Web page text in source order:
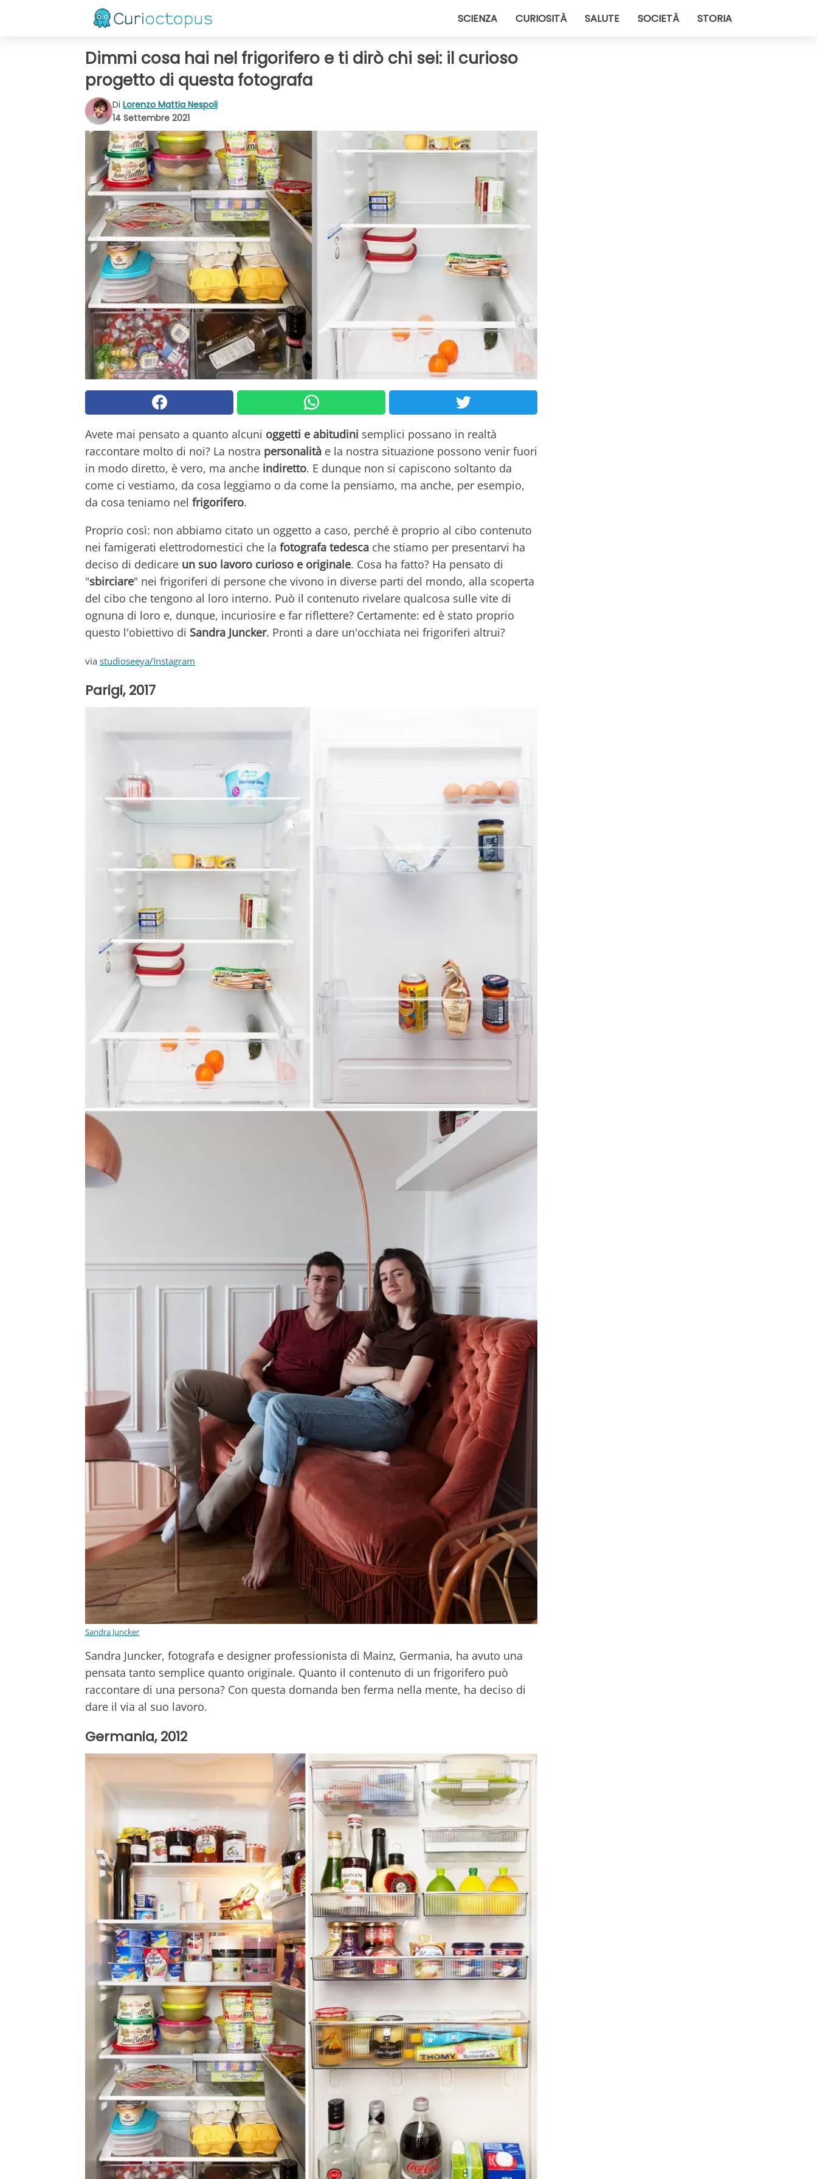
SCIENZA CURIOSITÀ SALUTE SOCIETÀ STORIA
Dimmi cosa hai nel frigorifero e ti dirò chi sei: il curioso
progetto di questa fotografa
Di Lorenzo Mattia Nespoli
14 Settembre 2021
Avete mai pensato a quanto alcuni oggetti e abitudini semplici possano in realtà
raccontare molto di noi? La nostra personalità e la nostra situazione possono venir fuori
in modo diretto, è vero, ma anche indiretto. E dunque non si capiscono soltanto da
come ci vestiamo, da cosa leggiamo o da come la pensiamo, ma anche, per esempio,
da cosa teniamo nel frigorifero.
Proprio così: non abbiamo citato un oggetto a caso, perché è proprio al cibo contenuto
nei famigerati elettrodomestici che la fotografa tedesca che stiamo per presentarvi ha
deciso di dedicare un suo lavoro curioso e originale. Cosa ha fatto? Ha pensato di
"sbirciare" nei frigoriferi di persone che vivono in diverse parti del mondo, alla scoperta
del cibo che tengono al loro interno. Può il contenuto rivelare qualcosa sulle vite di
ognuna di loro e, dunque, incuriosire e far riflettere? Certamente: ed è stato proprio
questo l'obiettivo di Sandra Juncker. Pronti a dare un'occhiata nei frigoriferi altrui?
via studioseeya/Instagram
Parigi, 2017
Sandra Juncker
Sandra Juncker, fotografa e designer professionista di Mainz, Germania, ha avuto una
pensata tanto semplice quanto originale. Quanto il contenuto di un frigorifero può
raccontare di una persona? Con questa domanda ben ferma nella mente, ha deciso di
dare il via al suo lavoro.
Germania, 2012